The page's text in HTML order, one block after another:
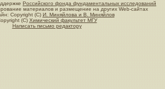
Российского фонда фундаментальных исследований
материалов и размещение на других Web-сайтах
Copyright (C) И. Миняйлова и В. Миняйлов
(C) Химический факультет МГУ
Написать письмо редактору